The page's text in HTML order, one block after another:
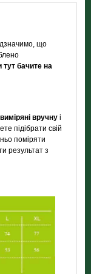
що
тут бачите на
вручну і
підібрати свій
поміряти
результат з